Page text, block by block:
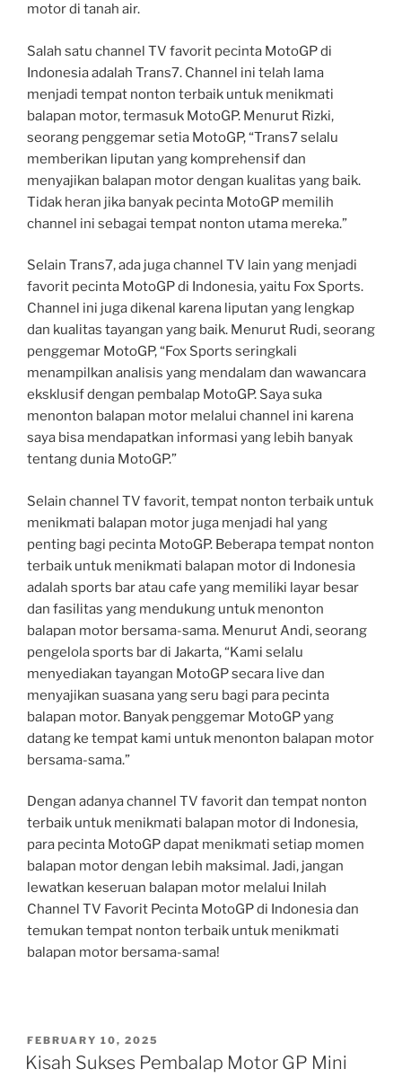
motor di tanah air.
Salah satu channel TV favorit pecinta MotoGP di
Indonesia adalah Trans7. Channel ini telah lama
menjadi tempat nonton terbaik untuk menikmati
balapan motor, termasuk MotoGP. Menurut Rizki,
seorang penggemar setia MotoGP, “Trans7 selalu
memberikan liputan yang komprehensif dan
menyajikan balapan motor dengan kualitas yang baik.
Tidak heran jika banyak pecinta MotoGP memilih
channel ini sebagai tempat nonton utama mereka.”
Selain Trans7, ada juga channel TV lain yang menjadi
favorit pecinta MotoGP di Indonesia, yaitu Fox Sports.
Channel ini juga dikenal karena liputan yang lengkap
dan kualitas tayangan yang baik. Menurut Rudi, seorang
penggemar MotoGP, “Fox Sports seringkali
menampilkan analisis yang mendalam dan wawancara
eksklusif dengan pembalap MotoGP. Saya suka
menonton balapan motor melalui channel ini karena
saya bisa mendapatkan informasi yang lebih banyak
tentang dunia MotoGP.”
Selain channel TV favorit, tempat nonton terbaik untuk
menikmati balapan motor juga menjadi hal yang
penting bagi pecinta MotoGP. Beberapa tempat nonton
terbaik untuk menikmati balapan motor di Indonesia
adalah sports bar atau cafe yang memiliki layar besar
dan fasilitas yang mendukung untuk menonton
balapan motor bersama-sama. Menurut Andi, seorang
pengelola sports bar di Jakarta, “Kami selalu
menyediakan tayangan MotoGP secara live dan
menyajikan suasana yang seru bagi para pecinta
balapan motor. Banyak penggemar MotoGP yang
datang ke tempat kami untuk menonton balapan motor
bersama-sama.”
Dengan adanya channel TV favorit dan tempat nonton
terbaik untuk menikmati balapan motor di Indonesia,
para pecinta MotoGP dapat menikmati setiap momen
balapan motor dengan lebih maksimal. Jadi, jangan
lewatkan keseruan balapan motor melalui Inilah
Channel TV Favorit Pecinta MotoGP di Indonesia dan
temukan tempat nonton terbaik untuk menikmati
balapan motor bersama-sama!
POSTED
ON
FEBRUARY 10, 2025
Kisah Sukses Pembalap Motor GP Mini